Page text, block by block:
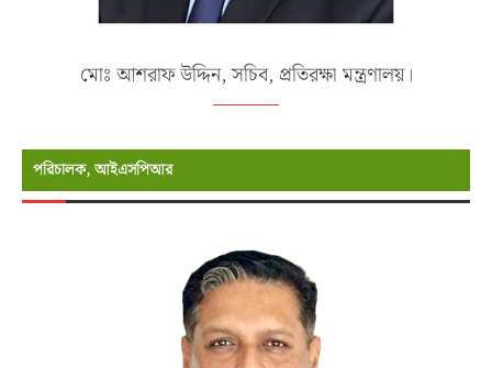
মোঃ আশরাফ উদ্দিন, সচিব, প্রতিরক্ষা মন্ত্রণালয়।
পরিচালক, আইএসপিআর